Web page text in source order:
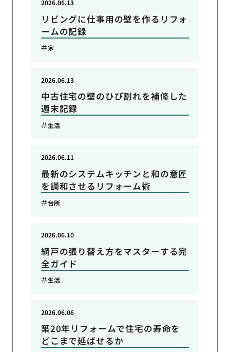
リビングに仕事用の壁を作るリフォ
ームの記録
2026.06.13
家
中古住宅の壁のひび割れを補修した
週末記録
2026.06.13
生活
最新のシステムキッチンと和の意匠
を調和させるリフォーム術
2026.06.11
台所
網戸の張り替え方をマスターする完
全ガイド
2026.06.10
生活
築20年リフォームで住宅の寿命を
どこまで延ばせるか
2026.06.06